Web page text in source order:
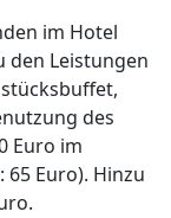
im Hotel
den Leistungen
des
Euro im
Euro). Hinzu